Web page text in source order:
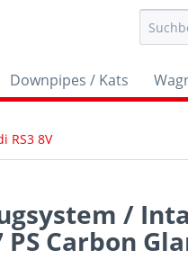
Downpipes / Kats
RS3 8V
/
Carbon